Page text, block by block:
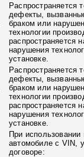
Распространяется
дефекты,
браком или
технологии
распространяется
нарушения
установке.
Распространяется
дефекты,
браком или
технологии
распространяется
нарушения
установке.
При использовании
автомобиле с VIN,
договоре: